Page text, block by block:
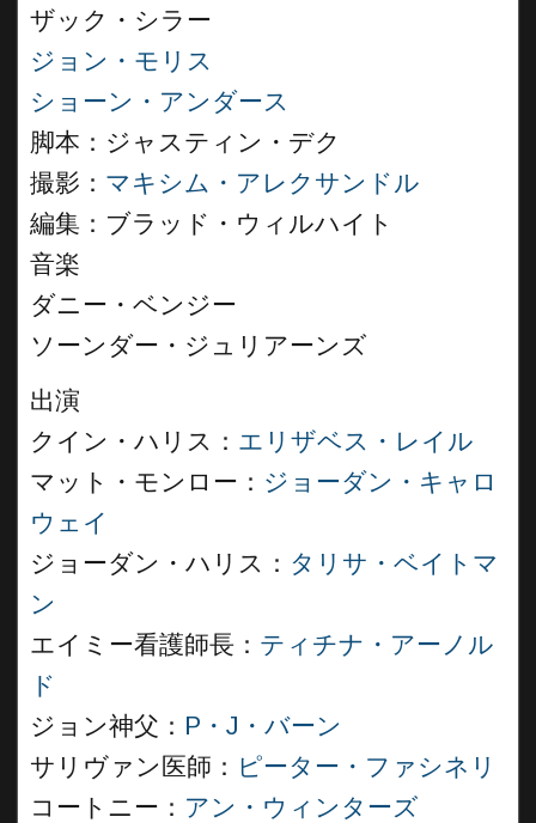
ザック・シラー
ジョン・モリス
ショーン・アンダース
脚本：ジャスティン・デク
撮影： マキシム・アレクサンドル
編集：ブラッド・ウィルハイト
音楽
ダニー・ベンジー
ソーンダー・ジュリアーンズ
出演
クイン・ハリス： エリザベス・レイル
マット・モンロー： ジョーダン・キャロ
ウェイ
ジョーダン・ハリス： タリサ・ベイトマ
ン
エイミー看護師長： ティチナ・アーノル
ド
ジョン神父： P・J・バーン
サリヴァン医師： ピーター・ファシネリ
コートニー： アン・ウィンターズ